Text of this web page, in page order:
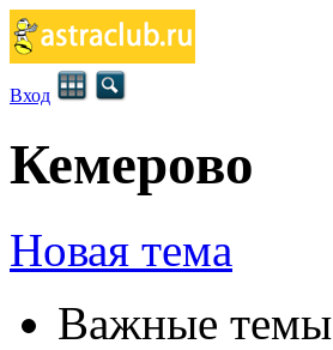
Вход
Кемерово
Новая тема
Важные темы